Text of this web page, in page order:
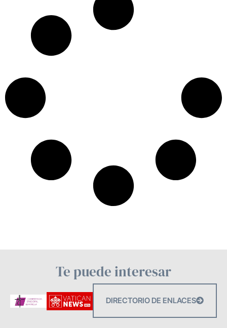
Te puede interesar
DIRECTORIO DE ENLACES